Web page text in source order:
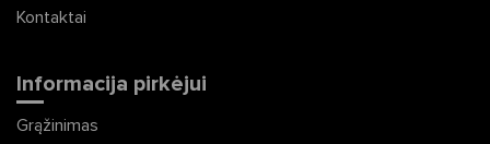
Kontaktai
Informacija pirkėjui
Grąžinimas